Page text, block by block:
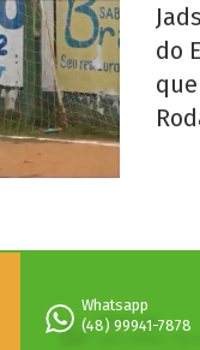
do
Whatsapp
(48) 99941-7878